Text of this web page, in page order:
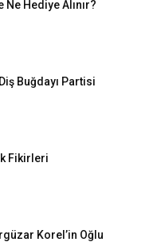
Ne Hediye Alınır?
Buğdayı Partisi
Fikirleri
Korel’in Oğlu